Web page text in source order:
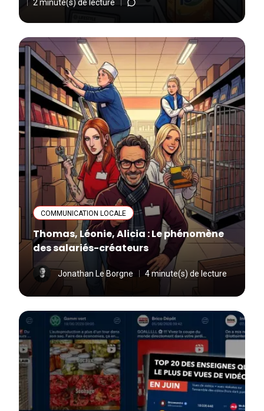
2 minute(s) de lecture
COMMUNICATION LOCALE
Thomas, Léonie, Alicia : Le phénomène
des salariés-créateurs
Jonathan Le Borgne 4 minute(s) de lecture